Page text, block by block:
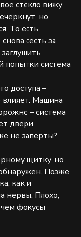
стекло вижу,
но
То есть
сесть за
попытки система
доступа –
влияет. Машина
– система
двери.
не заперты?
щитку, но
Позже
как и
нервы. Плохо,
чем фокусы